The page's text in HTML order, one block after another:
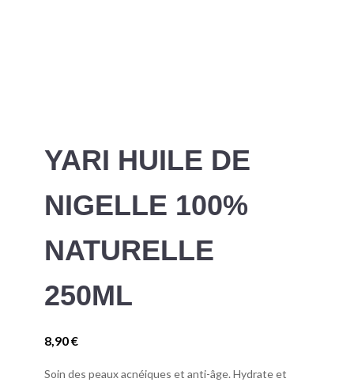
YARI HUILE DE
NIGELLE 100%
NATURELLE
250ML
8,90€
Soin des peaux acnéiques et anti-âge. Hydrate et